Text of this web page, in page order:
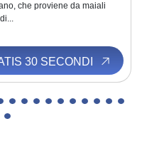
che proviene da maiali
30 SECONDI